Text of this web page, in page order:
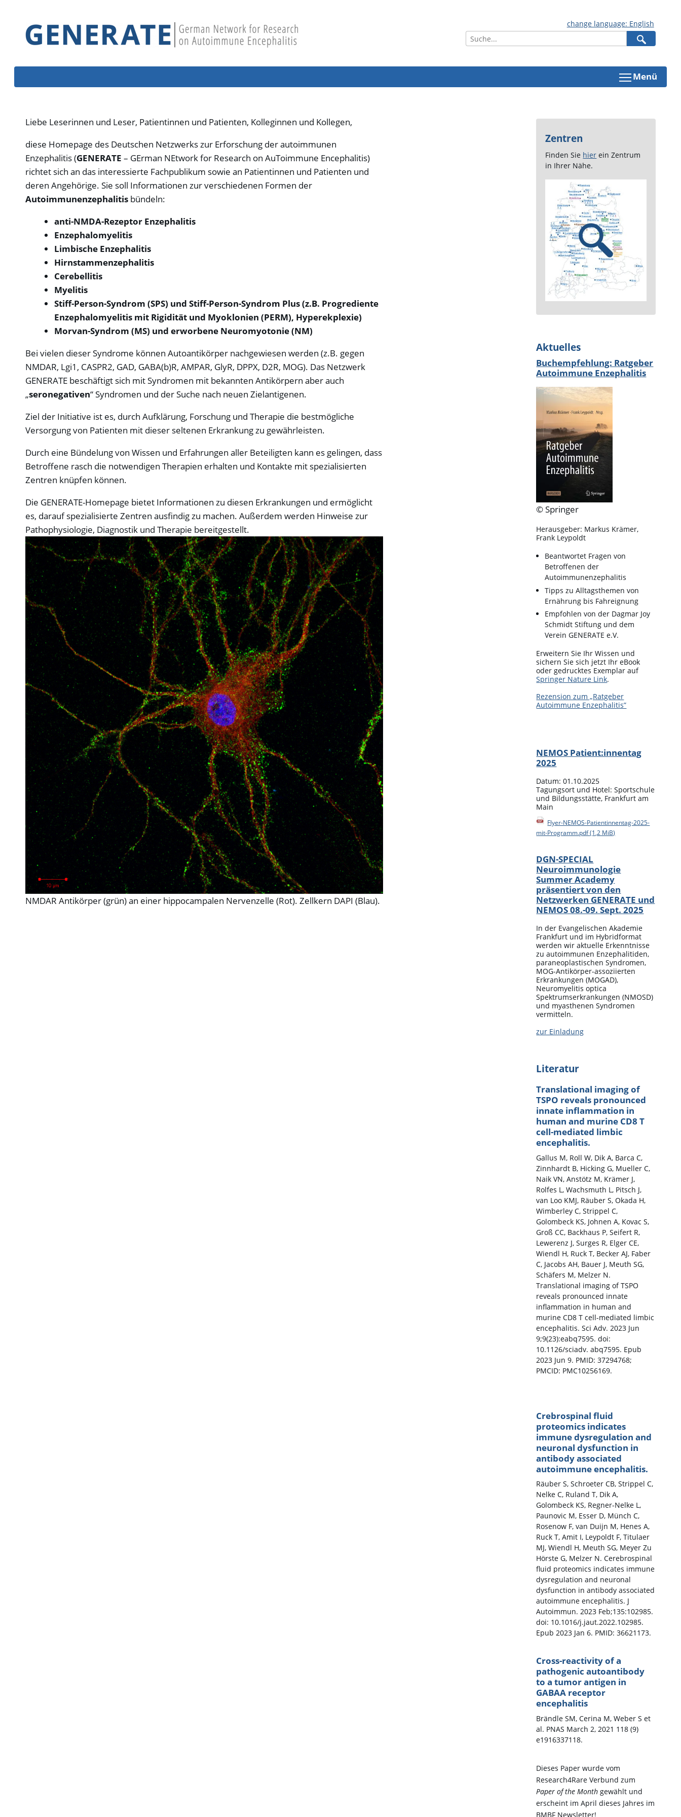
change language: English
Menü
Liebe Leserinnen und Leser, Patientinnen und Patienten, Kolleginnen und Kollegen,
diese Homepage des Deutschen Netzwerks zur Erforschung der autoimmunen
Enzephalitis (GENERATE – GErman NEtwork for Research on AuToimmune Encephalitis)
richtet sich an das interessierte Fachpublikum sowie an Patientinnen und Patienten und
deren Angehörige. Sie soll Informationen zur verschiedenen Formen der
Autoimmunenzephalitis bündeln:
anti-NMDA-Rezeptor Enzephalitis
Enzephalomyelitis
Limbische Enzephalitis
Hirnstammenzephalitis
Cerebellitis
Myelitis
Stiff-Person-Syndrom (SPS) und Stiff-Person-Syndrom Plus (z.B. Progrediente
Enzephalomyelitis mit Rigidität und Myoklonien (PERM), Hyperekplexie)
Morvan-Syndrom (MS) und erworbene Neuromyotonie (NM)
Bei vielen dieser Syndrome können Autoantikörper nachgewiesen werden (z.B. gegen
NMDAR, Lgi1, CASPR2, GAD, GABA(b)R, AMPAR, GlyR, DPPX, D2R, MOG). Das Netzwerk
GENERATE beschäftigt sich mit Syndromen mit bekannten Antikörpern aber auch
„seronegativen“ Syndromen und der Suche nach neuen Zielantigenen.
Ziel der Initiative ist es, durch Aufklärung, Forschung und Therapie die bestmögliche
Versorgung von Patienten mit dieser seltenen Erkrankung zu gewährleisten.
Durch eine Bündelung von Wissen und Erfahrungen aller Beteiligten kann es gelingen, dass
Betroffene rasch die notwendigen Therapien erhalten und Kontakte mit spezialisierten
Zentren knüpfen können.
Die GENERATE-Homepage bietet Informationen zu diesen Erkrankungen und ermöglicht
es, darauf spezialisierte Zentren ausfindig zu machen. Außerdem werden Hinweise zur
Pathophysiologie, Diagnostik und Therapie bereitgestellt.
NMDAR Antikörper (grün) an einer hippocampalen Nervenzelle (Rot). Zellkern DAPI (Blau).
Zentren
Finden Sie hier ein Zentrum
in Ihrer Nähe.
Aktuelles
Buchempfehlung: Ratgeber
Autoimmune Enzephalitis
© Springer
Herausgeber: Markus Krämer,
Frank Leypoldt
Beantwortet Fragen von
Betroffenen der
Autoimmunenzephalitis
Tipps zu Alltagsthemen von
Ernährung bis Fahreignung
Empfohlen von der Dagmar Joy
Schmidt Stiftung und dem
Verein GENERATE e.V.
Erweitern Sie Ihr Wissen und
sichern Sie sich jetzt Ihr eBook
oder gedrucktes Exemplar auf
Springer Nature Link.
Rezension zum „Ratgeber
Autoimmune Enzephalitis”
NEMOS Patient:innentag
2025
Datum: 01.10.2025
Tagungsort und Hotel: Sportschule
und Bildungsstätte, Frankfurt am
Main
Flyer-NEMOS-Patientinnentag-2025-
mit-Programm.pdf(1,2 MiB)
DGN-SPECIAL
Neuroimmunologie
Summer Academy
präsentiert von den
Netzwerken GENERATE und
NEMOS 08.-09. Sept. 2025
In der Evangelischen Akademie
Frankfurt und im Hybridformat
werden wir aktuelle Erkenntnisse
zu autoimmunen Enzephalitiden,
paraneoplastischen Syndromen,
MOG-Antikörper-assoziierten
Erkrankungen (MOGAD),
Neuromyelitis optica
Spektrumserkrankungen (NMOSD)
und myasthenen Syndromen
vermitteln.
zur Einladung
Literatur
Translational imaging of
TSPO reveals pronounced
innate inflammation in
human and murine CD8 T
cell-mediated limbic
encephalitis.
Gallus M, Roll W, Dik A, Barca C,
Zinnhardt B, Hicking G, Mueller C,
Naik VN, Anstötz M, Krämer J,
Rolfes L, Wachsmuth L, Pitsch J,
van Loo KMJ, Räuber S, Okada H,
Wimberley C, Strippel C,
Golombeck KS, Johnen A, Kovac S,
Groß CC, Backhaus P, Seifert R,
Lewerenz J, Surges R, Elger CE,
Wiendl H, Ruck T, Becker AJ, Faber
C, Jacobs AH, Bauer J, Meuth SG,
Schäfers M, Melzer N.
Translational imaging of TSPO
reveals pronounced innate
inflammation in human and
murine CD8 T cell-mediated limbic
encephalitis. Sci Adv. 2023 Jun
9;9(23):eabq7595. doi:
10.1126/sciadv. abq7595. Epub
2023 Jun 9. PMID: 37294768;
PMCID: PMC10256169.
Crebrospinal fluid
proteomics indicates
immune dysregulation and
neuronal dysfunction in
antibody associated
autoimmune encephalitis.
Räuber S, Schroeter CB, Strippel C,
Nelke C, Ruland T, Dik A,
Golombeck KS, Regner-Nelke L,
Paunovic M, Esser D, Münch C,
Rosenow F, van Duijn M, Henes A,
Ruck T, Amit I, Leypoldt F, Titulaer
MJ, Wiendl H, Meuth SG, Meyer Zu
Hörste G, Melzer N. Cerebrospinal
fluid proteomics indicates immune
dysregulation and neuronal
dysfunction in antibody associated
autoimmune encephalitis. J
Autoimmun. 2023 Feb;135:102985.
doi: 10.1016/j.jaut.2022.102985.
Epub 2023 Jan 6. PMID: 36621173.
Cross-reactivity of a
pathogenic autoantibody
to a tumor antigen in
GABAA receptor
encephalitis
Brändle SM, Cerina M, Weber S et
al. PNAS March 2, 2021 118 (9)
e1916337118.
Dieses Paper wurde vom
Research4Rare Verbund zum
Paper of the Month gewählt und
erscheint im April dieses Jahres im
BMBF Newsletter!